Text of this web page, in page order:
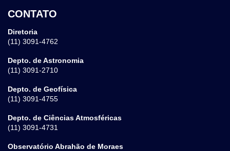
CONTATO
Diretoria
(11) 3091-4762
Depto. de Astronomia
(11) 3091-2710
Depto. de Geofísica
(11) 3091-4755
Depto. de Ciências Atmosféricas
(11) 3091-4731
Observatório Abrahão de Moraes